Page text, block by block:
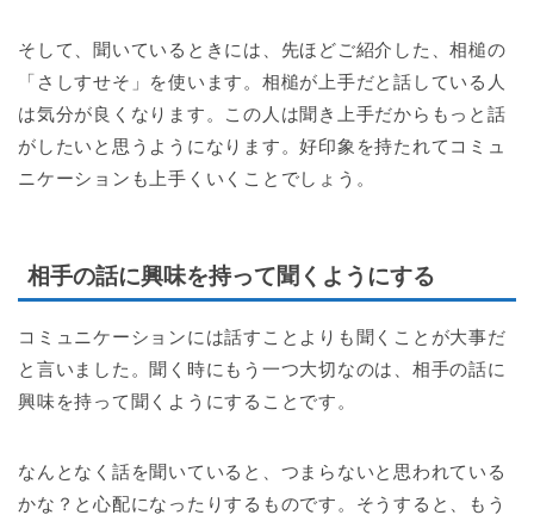
そして、聞いているときには、先ほどご紹介した、相槌の
「さしすせそ」を使います。相槌が上手だと話している人
は気分が良くなります。この人は聞き上手だからもっと話
がしたいと思うようになります。好印象を持たれてコミュ
ニケーションも上手くいくことでしょう。
相手の話に興味を持って聞くようにする
コミュニケーションには話すことよりも聞くことが大事だ
と言いました。聞く時にもう一つ大切なのは、相手の話に
興味を持って聞くようにすることです。
なんとなく話を聞いていると、つまらないと思われている
かな？と心配になったりするものです。そうすると、もう